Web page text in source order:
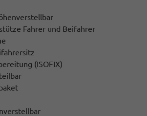
Fahrer und Beifahrer
(ISOFIX)